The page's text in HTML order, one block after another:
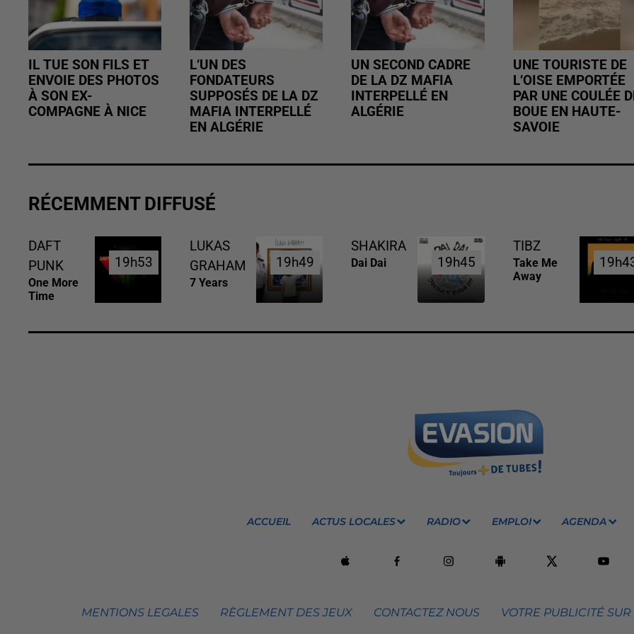
IL TUE SON FILS ET
ENVOIE DES PHOTOS
À SON EX-
COMPAGNE À NICE
L’UN DES
FONDATEURS
SUPPOSÉS DE LA DZ
MAFIA INTERPELLÉ
EN ALGÉRIE
UN SECOND CADRE
DE LA DZ MAFIA
INTERPELLÉ EN
ALGÉRIE
UNE TOURISTE DE
L’OISE EMPORTÉE
PAR UNE COULÉE
BOUE EN HAUTE-
SAVOIE
RÉCEMMENT DIFFUSÉ
DAFT
PUNK
One More
Time
19h53
19h53
LUKAS
GRAHAM
7 Years
19h49
19h49
SHAKIRA
Dai Dai 19h45
19h45
TIBZ
Take Me
Away
ACCUEIL ACTUS LOCALES RADIO EMPLOI AGENDA
MENTIONS LEGALES RÈGLEMENT DES JEUX CONTACTEZ NOUS VOTRE PUBLICITÉ